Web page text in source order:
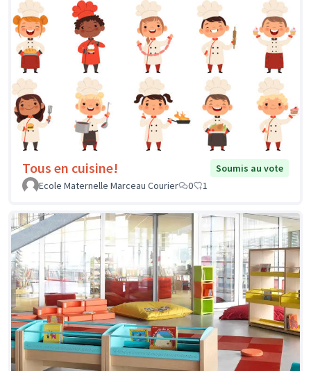
Tous en cuisine!
Soumis au vote
Ecole Maternelle Marceau Courier
0 1